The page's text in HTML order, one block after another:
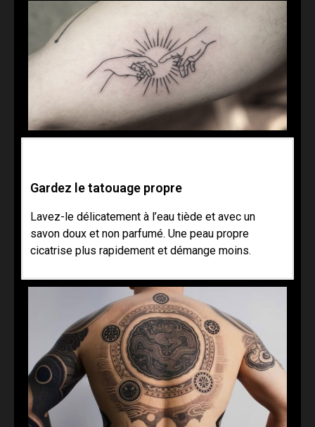
Gardez le tatouage propre
Lavez-le délicatement à l’eau tiède et avec un
savon doux et non parfumé. Une peau propre
cicatrise plus rapidement et démange moins.